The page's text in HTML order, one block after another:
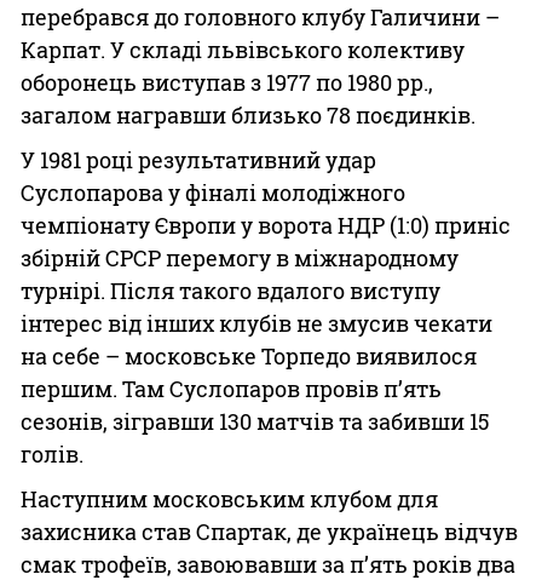
перебрався до головного клубу Галичини –
Карпат. У складі львівського колективу
оборонець виступав з 1977 по 1980 рр.,
загалом награвши близько 78 поєдинків.
У 1981 році результативний удар
Суслопарова у фіналі молодіжного
чемпіонату Європи у ворота НДР (1:0) приніс
збірній СРСР перемогу в міжнародному
турнірі. Після такого вдалого виступу
інтерес від інших клубів не змусив чекати
на себе – московське Торпедо виявилося
першим. Там Суслопаров провів п’ять
сезонів, зігравши 130 матчів та забивши 15
голів.
Наступним московським клубом для
захисника став Спартак, де українець відчув
смак трофеїв, завоювавши за п’ять років два